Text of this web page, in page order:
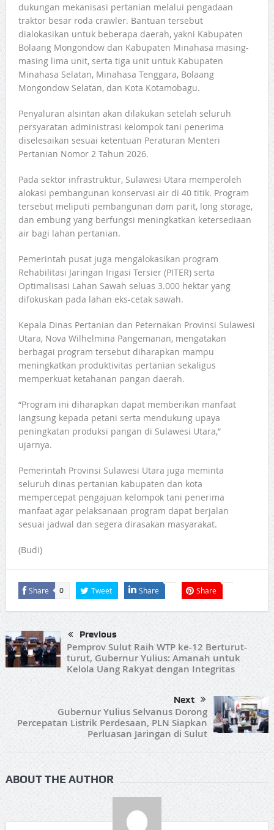
dukungan mekanisasi pertanian melalui pengadaan
traktor besar roda crawler. Bantuan tersebut
dialokasikan untuk beberapa daerah, yakni Kabupaten
Bolaang Mongondow dan Kabupaten Minahasa masing-
masing lima unit, serta tiga unit untuk Kabupaten
Minahasa Selatan, Minahasa Tenggara, Bolaang
Mongondow Selatan, dan Kota Kotamobagu.
Penyaluran alsintan akan dilakukan setelah seluruh
persyaratan administrasi kelompok tani penerima
diselesaikan sesuai ketentuan Peraturan Menteri
Pertanian Nomor 2 Tahun 2026.
Pada sektor infrastruktur, Sulawesi Utara memperoleh
alokasi pembangunan konservasi air di 40 titik. Program
tersebut meliputi pembangunan dam parit, long storage,
dan embung yang berfungsi meningkatkan ketersediaan
air bagi lahan pertanian.
Pemerintah pusat juga mengalokasikan program
Rehabilitasi Jaringan Irigasi Tersier (PITER) serta
Optimalisasi Lahan Sawah seluas 3.000 hektar yang
difokuskan pada lahan eks-cetak sawah.
Kepala Dinas Pertanian dan Peternakan Provinsi Sulawesi
Utara, Nova Wilhelmina Pangemanan, mengatakan
berbagai program tersebut diharapkan mampu
meningkatkan produktivitas pertanian sekaligus
memperkuat ketahanan pangan daerah.
“Program ini diharapkan dapat memberikan manfaat
langsung kepada petani serta mendukung upaya
peningkatan produksi pangan di Sulawesi Utara,”
ujarnya.
Pemerintah Provinsi Sulawesi Utara juga meminta
seluruh dinas pertanian kabupaten dan kota
mempercepat pengajuan kelompok tani penerima
manfaat agar pelaksanaan program dapat berjalan
sesuai jadwal dan segera dirasakan masyarakat.
(Budi)
Share 0 Tweet Share Share
Previous
Pemprov Sulut Raih WTP ke-12 Berturut-
turut, Gubernur Yulius: Amanah untuk
Kelola Uang Rakyat dengan Integritas
Next
Gubernur Yulius Selvanus Dorong
Percepatan Listrik Perdesaan, PLN Siapkan
Perluasan Jaringan di Sulut
ABOUT THE AUTHOR